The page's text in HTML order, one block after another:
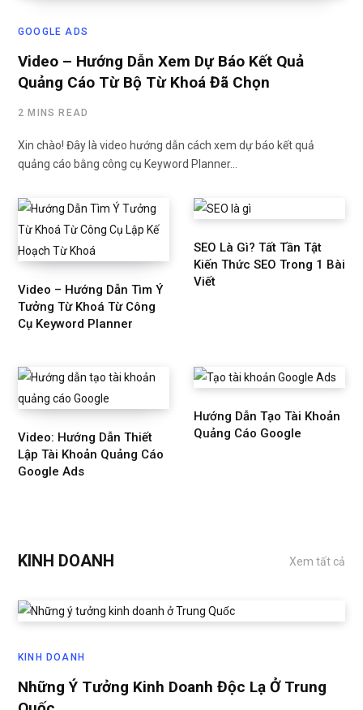
GOOGLE ADS
Video – Hướng Dẫn Xem Dự Báo Kết Quả
Quảng Cáo Từ Bộ Từ Khoá Đã Chọn
2 MINS READ
Xin chào! Đây là video hướng dẫn cách xem dự báo kết quả
quảng cáo bằng công cụ Keyword Planner…
Video – Hướng Dẫn Tìm Ý
Tưởng Từ Khoá Từ Công
Cụ Keyword Planner
SEO Là Gì? Tất Tần Tật
Kiến Thức SEO Trong 1 Bài
Viết
Video: Hướng Dẫn Thiết
Lập Tài Khoản Quảng Cáo
Google Ads
Hướng Dẫn Tạo Tài Khoản
Quảng Cáo Google
KINH DOANH Xem tất cả
KINH DOANH
Những Ý Tưởng Kinh Doanh Độc Lạ Ở Trung